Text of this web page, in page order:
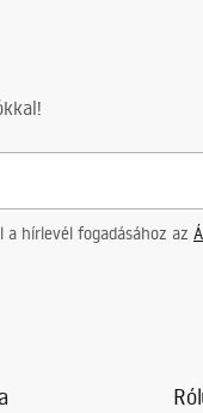
a hírlevél fogadásához az